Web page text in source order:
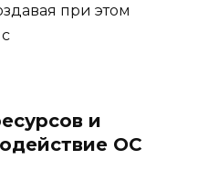
при этом
и
ОС